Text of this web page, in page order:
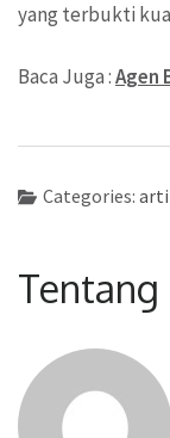
yang terbukti
Baca Juga :Agen
Categories:
Tentang